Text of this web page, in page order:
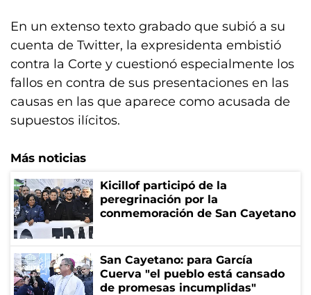
En un extenso texto grabado que subió a su
cuenta de Twitter, la expresidenta embistió
contra la Corte y cuestionó especialmente los
fallos en contra de sus presentaciones en las
causas en las que aparece como acusada de
supuestos ilícitos.
Más noticias
Kicillof participó de la
peregrinación por la
conmemoración de San Cayetano
San Cayetano: para García
Cuerva "el pueblo está cansado
de promesas incumplidas"